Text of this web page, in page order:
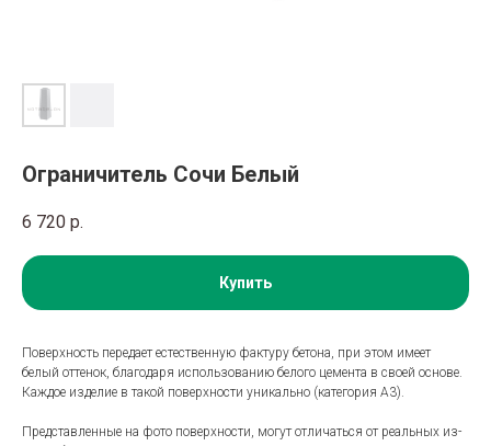
Ограничитель Сочи Белый
6 720 р.
Купить
Поверхность передает естественную фактуру бетона, при этом имеет
белый оттенок, благодаря использованию белого цемента в своей основе.
Каждое изделие в такой поверхности уникально (категория A3).
Представленные на фото поверхности, могут отличаться от реальных из-